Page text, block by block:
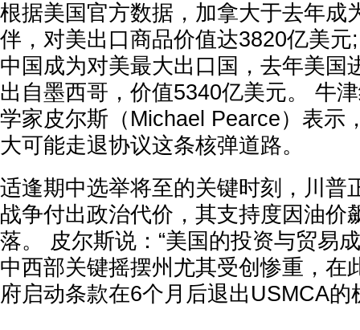
根据美国官方数据，加拿大于去年成
伴，对美出口商品价值达3820亿美
中国成为对美最大出口国，去年美国
出自墨西哥，价值5340亿美元。 牛
学家皮尔斯（Michael Pearce）表示
大可能走退协议这条核弹道路。
适逢期中选举将至的关键时刻，川普
战争付出政治代价，其支持度因油价
落。 皮尔斯说：“美国的投资与贸易
中西部关键摇摆州尤其受创惨重，在
府启动条款在6个月后退出USMCA的